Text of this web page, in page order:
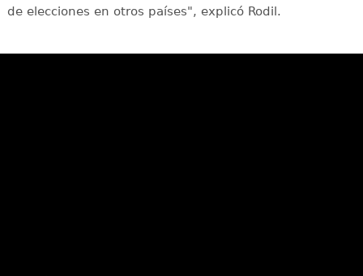
de elecciones en otros países", explicó Rodil.